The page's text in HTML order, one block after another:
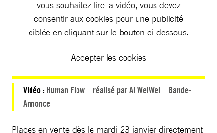
vous souhaitez lire la vidéo, vous devez
consentir aux cookies pour une publicité
ciblée en cliquant sur le bouton ci-dessous.
Accepter les cookies
Vidéo : Human Flow – réalisé par Ai WeiWei – Bande-
Annonce
Places en vente dès le mardi 23 janvier directement